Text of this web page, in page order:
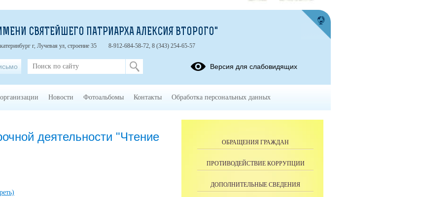
деятельности "Чтение
ОБРАЩЕНИЯ ГРАЖДАН
ПРОТИВОДЕЙСТВИЕ КОРРУПЦИИ
ДОПОЛНИТЕЛЬНЫЕ СВЕДЕНИЯ
СВЯТЕЙШЕГО ПАТРИАРХА АЛЕКСИЯ ВТОРОГО"
г, Лучевая ул, строение 35 8-912-684-58-72, 8 (343) 254-65-57
Версия для слабовидящих
Новости Фотоальбомы Контакты Обработка персональных данных